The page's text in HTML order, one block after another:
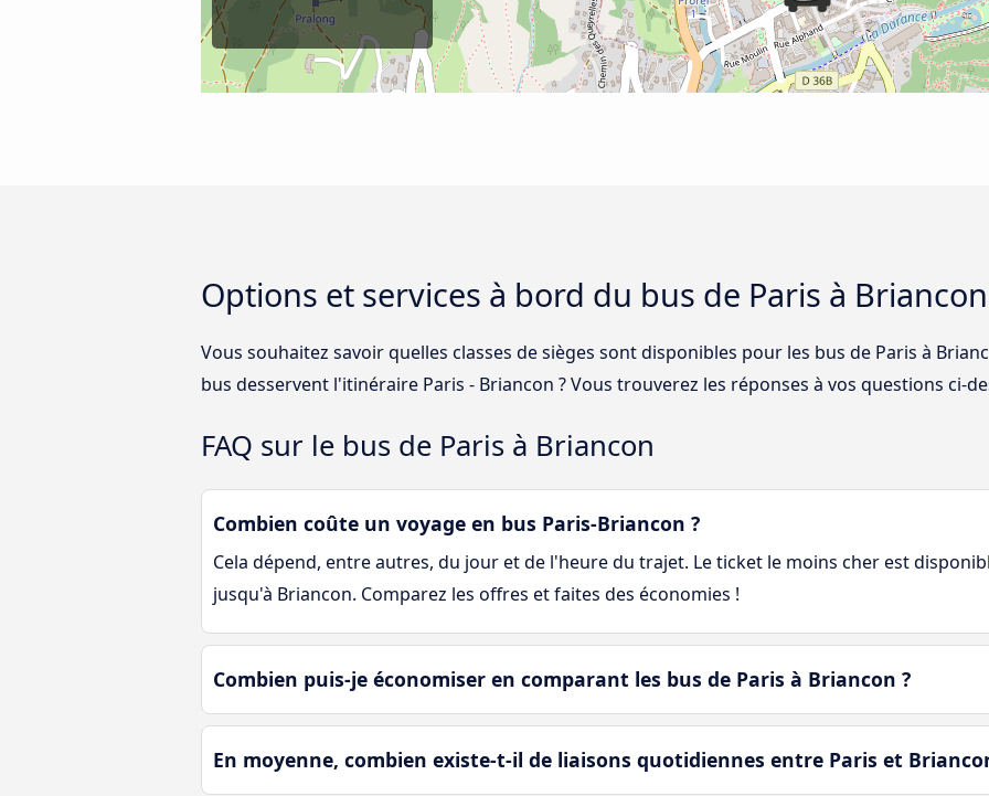
Options et services à bord du bus de Paris à Briancon
Vous souhaitez savoir quelles classes de sièges sont disponibles pour les bus de Paris à
bus desservent l'itinéraire Paris - Briancon ? Vous trouverez les réponses à vos questions ci-
FAQ sur le bus de Paris à Briancon
Combien coûte un voyage en bus Paris-Briancon ?
Cela dépend, entre autres, du jour et de l'heure du trajet. Le ticket le moins cher est
jusqu'à Briancon. Comparez les offres et faites des économies !
Combien puis-je économiser en comparant les bus de Paris à Briancon ?
En moyenne, combien existe-t-il de liaisons quotidiennes entre Paris et